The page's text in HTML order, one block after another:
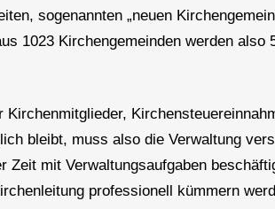
sogenannten „neuen
1023 Kirchengemeinden werden
bleibt, muss also die Verwaltung
mit Verwaltungsaufgaben
professionell kümmern